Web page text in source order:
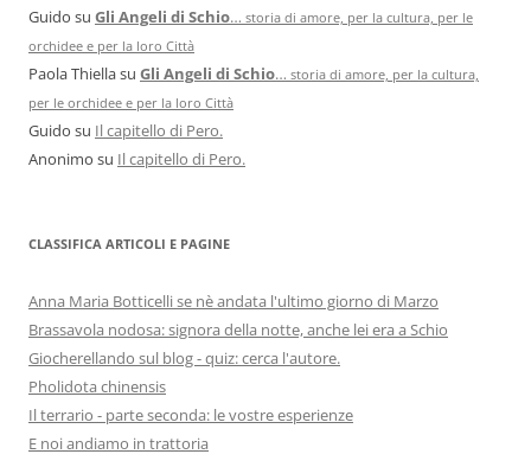
Guido su Gli Angeli di Schio… storia di amore, per la cultura, per le
orchidee e per la loro Città
Paola Thiellasu Gli Angeli di Schio… storia di amore, per la cultura,
per le orchidee e per la loro Città
Guido su Il capitello di Pero.
Anonimo su Il capitello di Pero.
CLASSIFICA ARTICOLI E PAGINE
Anna Maria Botticelli se nè andata l'ultimo giorno di Marzo
Brassavola nodosa: signora della notte, anche lei era a Schio
Giocherellando sul blog - quiz: cerca l'autore.
Pholidota chinensis
Il terrario - parte seconda: le vostre esperienze
E noi andiamo in trattoria